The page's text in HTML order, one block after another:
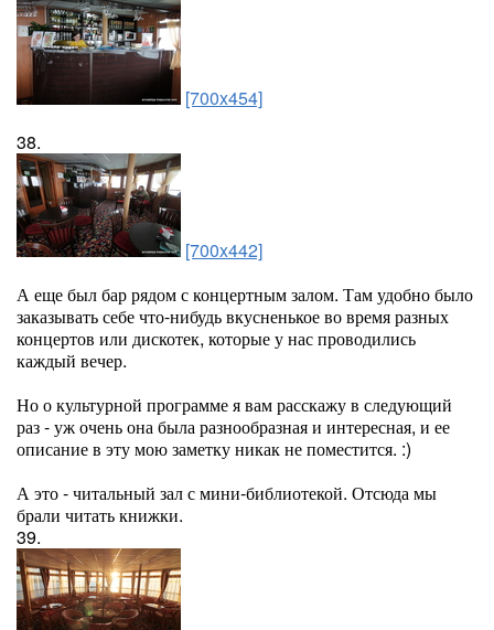
[700x454]
38.
[700x442]
А еще был бар рядом с концертным залом. Там удобно было
заказывать себе что-нибудь вкусненькое во время разных
концертов или дискотек, которые у нас проводились
каждый вечер.
Но о культурной программе я вам расскажу в следующий
раз - уж очень она была разнообразная и интересная, и ее
описание в эту мою заметку никак не поместится. :)
А это - читальный зал с мини-библиотекой. Отсюда мы
брали читать книжки.
39.